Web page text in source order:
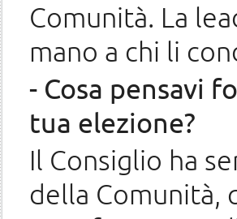
Comunità. La
mano a chi li
- Cosa pensavi
tua elezione?
Il Consiglio ha
della Comunità,